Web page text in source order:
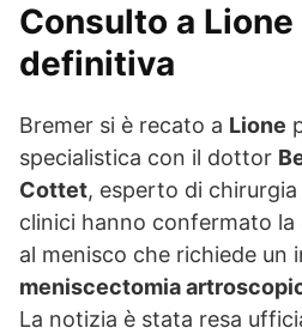
Consulto a
definitiva
Bremer si è recato a Lione
specialistica con il dottor
Cottet, esperto di
clinici hanno confermato la
al menisco che richiede un
meniscectomia
La notizia è stata resa